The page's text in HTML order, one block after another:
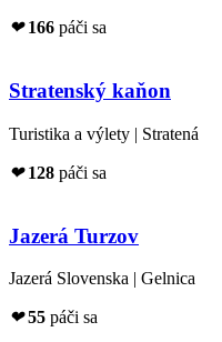
❤ 166 páči sa
Stratenský kaňon
Turistika a výlety | Stratená
❤ 128 páči sa
Jazerá Turzov
Jazerá Slovenska | Gelnica
❤ 55 páči sa